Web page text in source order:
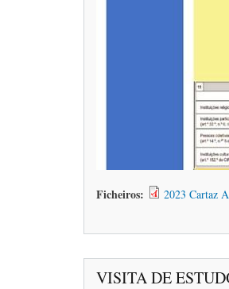
Ficheiros: 2023 Cartaz
VISITA DE